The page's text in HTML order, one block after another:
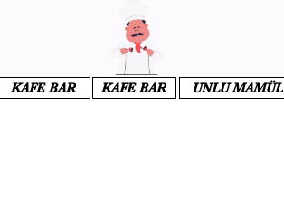
KAFE BAR KAFE BAR UNLU MAMÜL